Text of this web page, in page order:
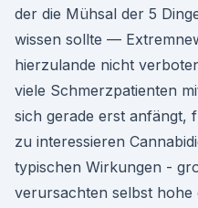
der die Mühsal der 5
wissen sollte —
hierzulande nicht
viele Schmerzpatienten
sich gerade erst anfängt,
zu interessieren
typischen Wirkungen -
verursachten selbst hohe